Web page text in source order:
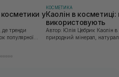
косметики у
популярної
КОСМЕТИКА
Каолін в
використовують
Автор: Юлія Цебрик Каолін в косметології – це
природний мінерал,